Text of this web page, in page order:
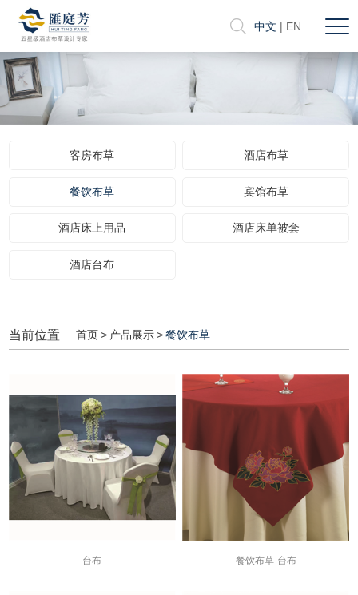
中文 | EN
客房布草 酒店布草
餐饮布草 宾馆布草
酒店床上用品 酒店床单被套
酒店台布
当前位置 首页 > 产品展示 > 餐饮布草
台布 餐饮布草-台布